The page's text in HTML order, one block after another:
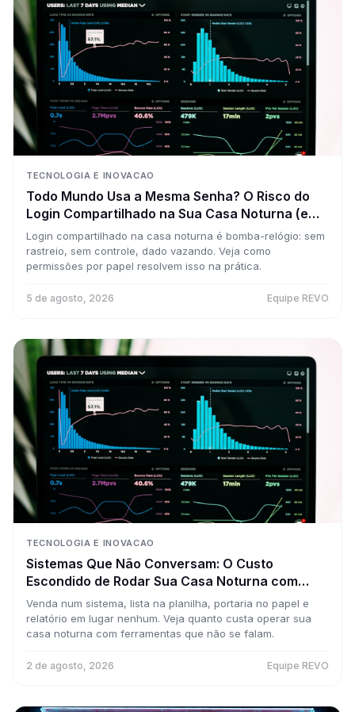
TECNOLOGIA E INOVACAO
Todo Mundo Usa a Mesma Senha? O Risco do
Login Compartilhado na Sua Casa Noturna (e
Como Resolver com Permissões por Papel)
Login compartilhado na casa noturna é bomba-relógio: sem
rastreio, sem controle, dado vazando. Veja como
permissões por papel resolvem isso na prática.
5 de agosto, 2026 Equipe REVO
TECNOLOGIA E INOVACAO
Sistemas Que Não Conversam: O Custo
Escondido de Rodar Sua Casa Noturna com
Cinco Ferramentas Desconectadas
Venda num sistema, lista na planilha, portaria no papel e
relatório em lugar nenhum. Veja quanto custa operar sua
casa noturna com ferramentas que não se falam.
2 de agosto, 2026 Equipe REVO